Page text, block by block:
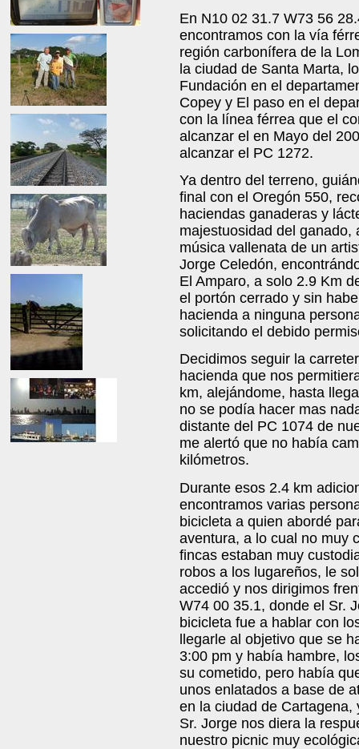
En N10 02 31.7 W73 56
encontramos con la vía
región carbonífera de la
la ciudad de Santa Marta,
Fundación en el
Copey y El paso en el
con la línea férrea que el
alcanzar el en Mayo del
alcanzar el PC 1272.
Ya dentro del terreno,
final con el Oregón 550,
haciendas ganaderas y
majestuosidad del ganado,
música vallenata de un
Jorge Celedón,
El Amparo, a solo 2.9 Km
el portón cerrado y sin
hacienda a ninguna
solicitando el debido
Decidimos seguir la
hacienda que nos
km, alejándome, hasta
no se podía hacer mas
distante del PC 1074 de
me alertó que no había
kilómetros.
Durante esos 2.4 km
encontramos varias
bicicleta a quien abordé
aventura, a lo cual no muy
fincas estaban muy
robos a los lugareños, le
accedió y nos dirigimos
W74 00 35.1, donde el Sr.
bicicleta fue a hablar con
llegarle al objetivo que se
3:00 pm y había hambre,
su cometido, pero había
unos enlatados a base de
en la ciudad de
Sr. Jorge nos diera la
nuestro picnic muy